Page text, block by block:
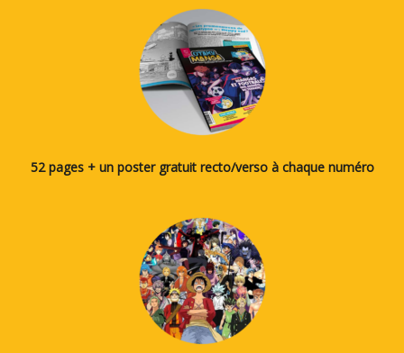
52 pages + un poster gratuit recto/verso à chaque numéro